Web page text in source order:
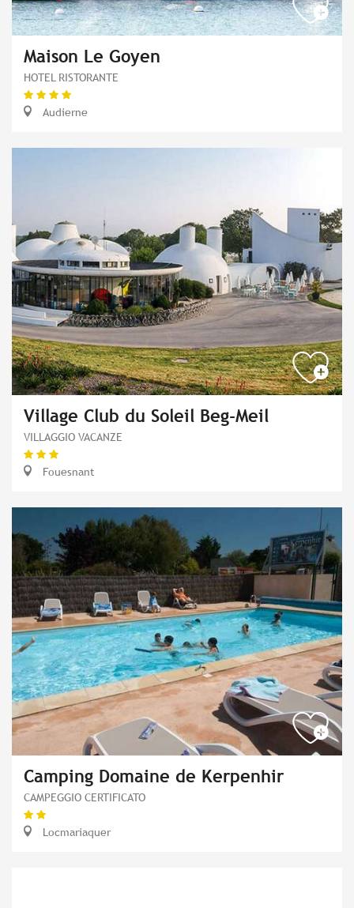
Maison Le Goyen
HOTEL RISTORANTE
Audierne
Village Club du Soleil Beg-Meil
VILLAGGIO VACANZE
Fouesnant
Camping Domaine de Kerpenhir
CAMPEGGIO CERTIFICATO
Locmariaquer